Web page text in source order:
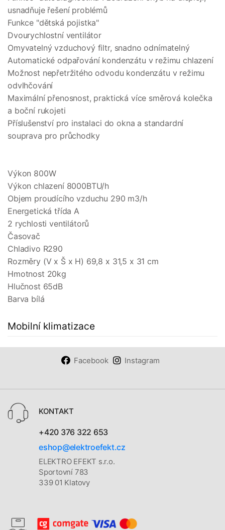
usnadňuje řešení problémů
Funkce "dětská pojistka"
Dvourychlostní ventilátor
Omyvatelný vzduchový filtr, snadno odnímatelný
Automatické odpařování kondenzátu v režimu chlazení
Možnost nepřetržitého odvodu kondenzátu v režimu
odvlhčování
Maximální přenosnost, praktická více směrová kolečka
a boční rukojeti
Příslušenství pro instalaci do okna a standardní
souprava pro průchodky
Výkon 800W
Výkon chlazení 8000BTU/h
Objem proudícího vzduchu 290 m3/h
Energetická třída A
2 rychlosti ventilátorů
Časovač
Chladivo R290
Rozměry (V x Š x H) 69,8 x 31,5 x 31 cm
Hmotnost 20kg
Hlučnost 65dB
Barva bílá
Mobilní klimatizace
Facebook Instagram
KONTAKT
+420 376 322 653
eshop@elektroefekt.cz
ELEKTRO EFEKT s.r.o.
Sportovní 783
339 01 Klatovy